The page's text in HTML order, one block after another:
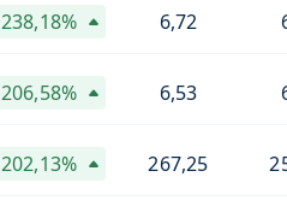
238,18% 6,72
206,58% 6,53
202,13% 267,25